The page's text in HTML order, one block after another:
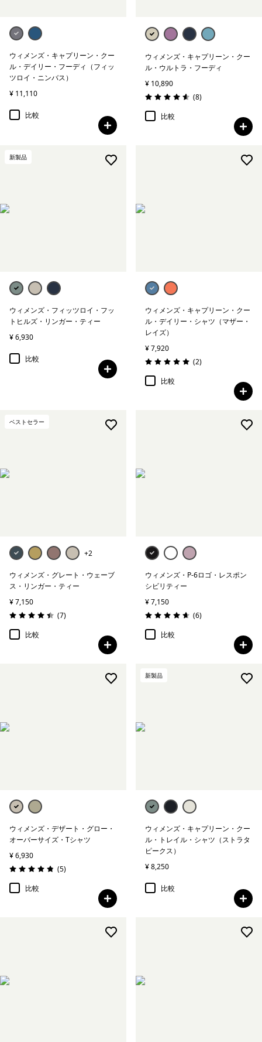
ウィメンズ・キャプリーン・クー
ル・デイリー・フーディ（フィッ
ツロイ・ニンバス）
¥ 11,110
比較
ウィメンズ・キャプリーン・クー
ル・ウルトラ・フーディ
¥ 10,890
評価: 4.6 / 5
(8レビュー
)
比較
新製品
ウィメンズ・フィッツロイ・フッ
トヒルズ・リンガー・ティー
¥ 6,930
比較
ウィメンズ・キャプリーン・クー
ル・デイリー・シャツ（マザー・
レイズ）
¥ 7,920
評価: 5.0 / 5
(2レビュー
)
比較
ベストセラー
+2
ウィメンズ・グレート・ウェーブ
ス・リンガー・ティー
¥ 7,150
評価: 4.4 / 5
(7レビュー
)
比較
ウィメンズ・P-6ロゴ・レスポン
シビリティー
¥ 7,150
評価: 4.7 / 5
(6レビュー
)
比較
ウィメンズ・デザート・グロー・
オーバーサイズ・Tシャツ
¥ 6,930
評価: 4.8 / 5
(5レビュー
)
比較
新製品
ウィメンズ・キャプリーン・クー
ル・トレイル・シャツ（ストラタ
ピークス）
¥ 8,250
比較